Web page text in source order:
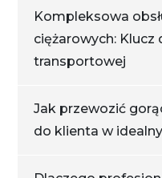
Kompleksowa
ciężarowych: Klucz
transportowej
Jak przewozić
do klienta w